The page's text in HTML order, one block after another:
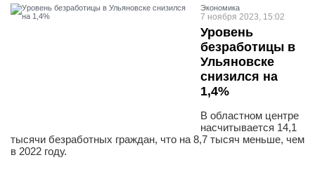
Экономика
7 ноября 2023, 15:02
Уровень
безработицы в
Ульяновске
снизился на
1,4%
В областном центре
насчитывается 14,1
тысячи безработных граждан, что на 8,7 тысяч меньше, чем
в 2022 году.